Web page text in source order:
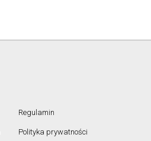
Regulamin
Polityka prywatności